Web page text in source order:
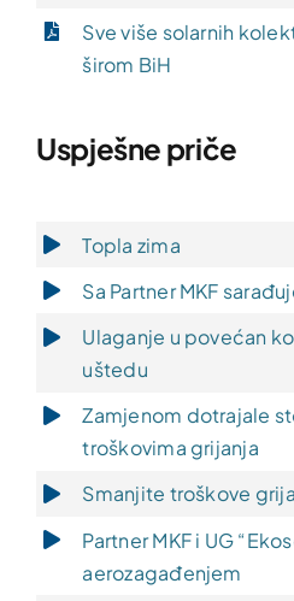
Sve više solarnih
širom BiH
Uspješne priče
Topla zima
Sa Partner MKF
Ulaganje u povećan
uštedu
Zamjenom dotrajale
troškovima grijanja
Smanjite troškove
Partner MKF i UG
aerozagađenjem